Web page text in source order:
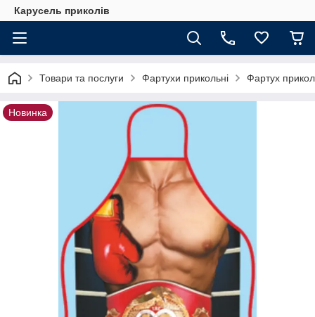
Карусель приколів
Товари та послуги Фартухи прикольні Фартух
Новинка